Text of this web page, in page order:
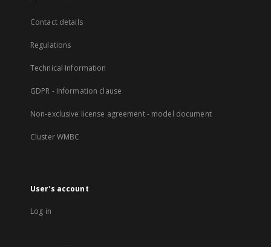
Contact details
Regulations
Technical Information
GDPR - Information clause
Non-exclusive license agreement - model document
Cluster WMBC
User's account
Log in